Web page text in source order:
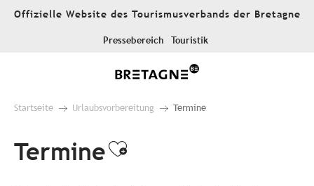
AllerOffizielle Website des Tourismusverbands der Bretagne
Pressebereich Touristik
Startseite Urlaubsvorbereitung Termine
TermineAjouter aux